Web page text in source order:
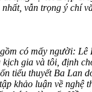
nhất, vẫn trọng ý chí
có mấy người: Lê
gia và tôi, định
tiểu thuyết Ba Lan
khảo luận về nghệ